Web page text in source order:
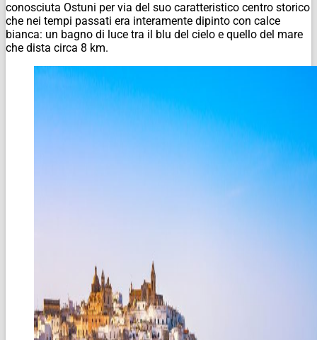
conosciuta Ostuni per via del suo caratteristico centro storico
che nei tempi passati era interamente dipinto con calce
bianca: un bagno di luce tra il blu del cielo e quello del mare
che dista circa 8 km.